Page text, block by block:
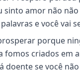
sinto amor não
e você vai
porque
fomos criados em
doente se você